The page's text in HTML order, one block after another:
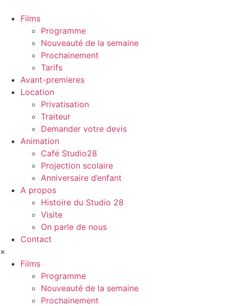
Films
Programme
Nouveauté de la semaine
Prochainement
Tarifs
Avant-premieres
Location
Privatisation
Traiteur
Demander votre devis
Animation
Café Studio28
Projection scolaire
Anniversaire d’enfant
A propos
Histoire du Studio 28
Visite
On parle de nous
Contact
×
Films
Programme
Nouveauté de la semaine
Prochainement